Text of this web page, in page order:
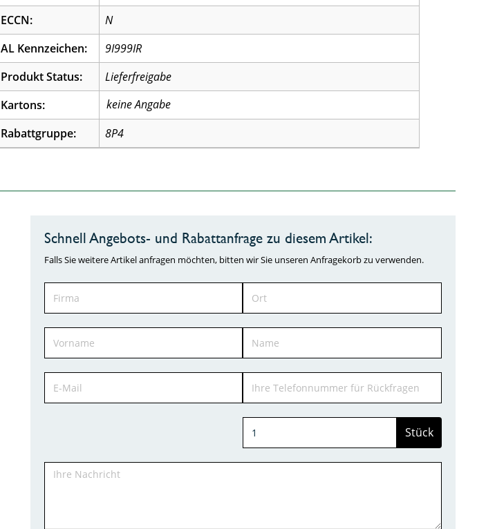
ECCN:
N
AL Kennzeichen:
9I999IR
Produkt Status:
Lieferfreigabe
Kartons:
Rabattgruppe:
8P4
Schnell Angebots- und Rabattanfrage zu diesem Artikel:
Falls Sie weitere Artikel anfragen möchten, bitten wir Sie unseren Anfragekorb zu verwenden.
Stück